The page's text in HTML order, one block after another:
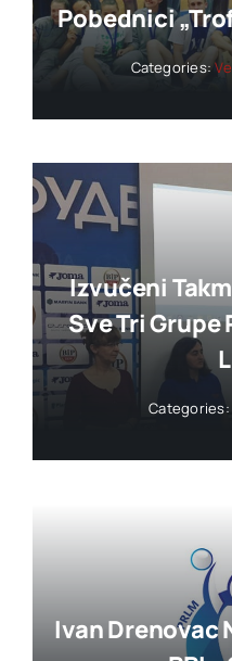
Pobednici
Categories:
Izvučeni
Sve Tri Grupe
Categories:
Ivan Drenovac